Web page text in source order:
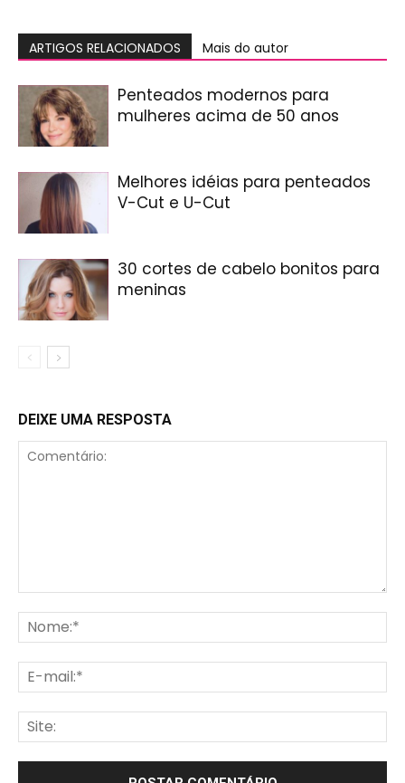
ARTIGOS RELACIONADOS Mais do autor
Penteados modernos para
mulheres acima de 50 anos
Melhores idéias para penteados
V-Cut e U-Cut
30 cortes de cabelo bonitos para
meninas
DEIXE UMA RESPOSTA